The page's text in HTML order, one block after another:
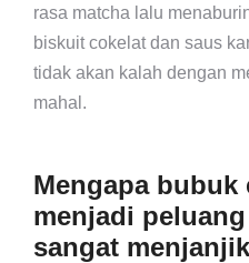
rasa matcha lalu
biskuit cokelat dan saus
tidak akan kalah dengan
mahal.
Mengapa bubuk
menjadi
sangat